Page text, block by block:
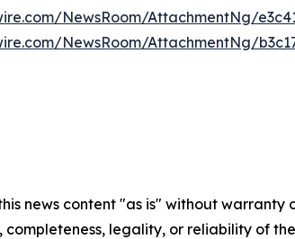
NewsRoom/AttachmentNg/
NewsRoom/AttachmentNg/
news content "as is" without
completeness, legality, or reliability of